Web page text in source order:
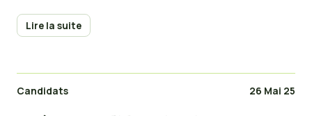
rejeter). Supprimer un candidat. Vous avez la
possibilité de filtrer les
Lire la suite
Candidats 26 Mai 25